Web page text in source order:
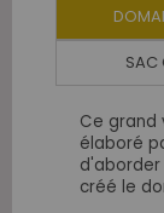
SAC
Ce grand
élaboré
d'aborder
créé le